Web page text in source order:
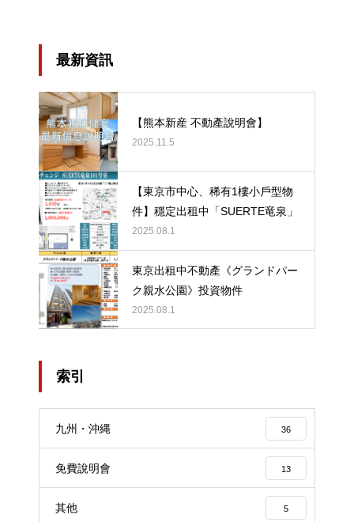
最新資訊
【熊本新産 不動產說明會】
2025.11.5
【東京市中心、稀有1樓小戶型物
件】穩定出租中「SUERTE竜泉」
2025.08.1
東京出租中不動產《グランドパー
ク親水公園》投資物件
2025.08.1
索引
九州・沖縄 36
免費說明會 13
其他 5